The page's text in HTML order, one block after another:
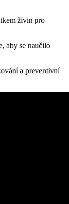
živin pro
aby se naučilo
a preventivní